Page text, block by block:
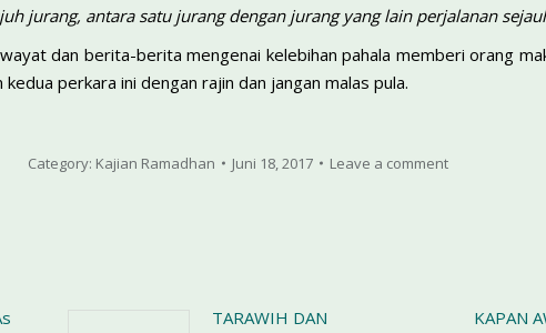
jurang, antara satu jurang dengan jurang yang lain perjalanan
dan berita-berita mengenai kelebihan pahala memberi orang
perkara ini dengan rajin dan jangan malas pula.
Category: Kajian Ramadhan Juni 18, 2017 Leave a comment
TARAWIH DAN
KAPAN